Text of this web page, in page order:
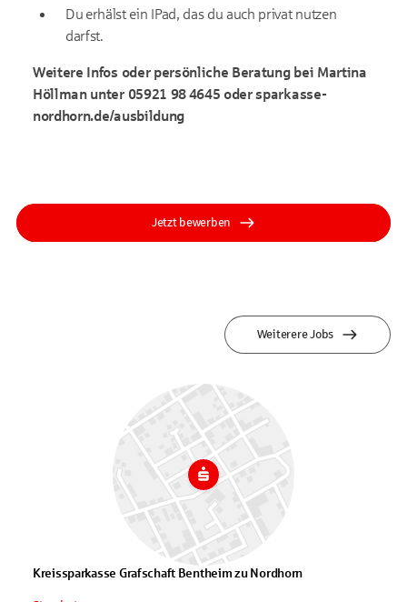
Du erhälst ein IPad, das du auch privat nutzen
darfst.
Weitere Infos oder persönliche Beratung bei Martina
Höllman unter 05921 98 4645 oder sparkasse-
nordhorn.de/ausbildung
Jetzt bewerben
Weiterere Jobs
Kreissparkasse Grafschaft Bentheim zu Nordhorn